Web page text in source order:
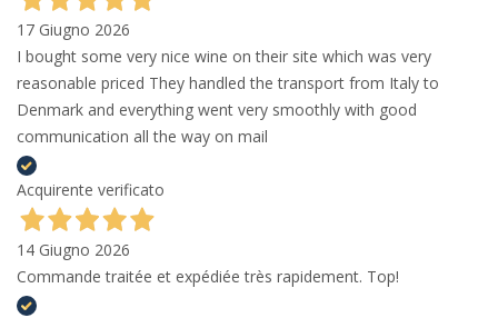
17 Giugno 2026
I bought some very nice wine on their site which was very
reasonable priced They handled the transport from Italy to
Denmark and everything went very smoothly with good
communication all the way on mail
Acquirente verificato
14 Giugno 2026
Commande traitée et expédiée très rapidement. Top!